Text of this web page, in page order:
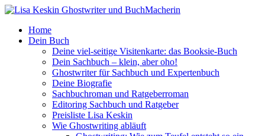
Home
Dein Buch
Deine viel-seitige Visitenkarte: das Booksie-Buch
Dein Sachbuch – klein, aber oho!
Ghostwriter für Sachbuch und Expertenbuch
Deine Biografie
Sachbuchroman und Ratgeberroman
Editoring Sachbuch und Ratgeber
Preisliste Lisa Keskin
Wie Ghostwriting abläuft